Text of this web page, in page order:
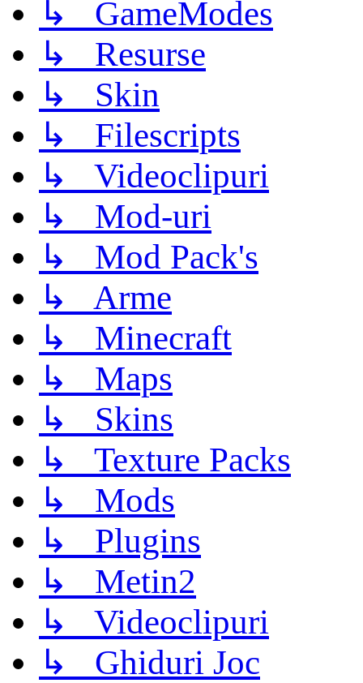
↳ GameModes
↳ Resurse
↳ Skin
↳ Filescripts
↳ Videoclipuri
↳ Mod-uri
↳ Mod Pack's
↳ Arme
↳ Minecraft
↳ Maps
↳ Skins
↳ Texture Packs
↳ Mods
↳ Plugins
↳ Metin2
↳ Videoclipuri
↳ Ghiduri Joc